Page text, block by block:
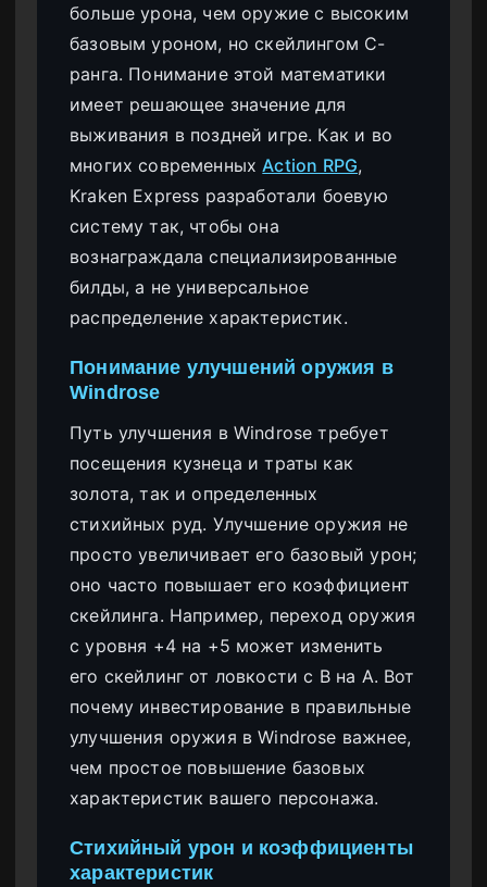
больше урона, чем оружие с высоким
базовым уроном, но скейлингом C-
ранга. Понимание этой математики
имеет решающее значение для
выживания в поздней игре. Как и во
многих современных Action RPG,
Kraken Express разработали боевую
систему так, чтобы она
вознаграждала специализированные
билды, а не универсальное
распределение характеристик.
Понимание улучшений оружия в
Windrose
Путь улучшения в Windrose требует
посещения кузнеца и траты как
золота, так и определенных
стихийных руд. Улучшение оружия не
просто увеличивает его базовый урон;
оно часто повышает его коэффициент
скейлинга. Например, переход оружия
с уровня +4 на +5 может изменить
его скейлинг от ловкости с B на A. Вот
почему инвестирование в правильные
улучшения оружия в Windrose важнее,
чем простое повышение базовых
характеристик вашего персонажа.
Стихийный урон и коэффициенты
характеристик